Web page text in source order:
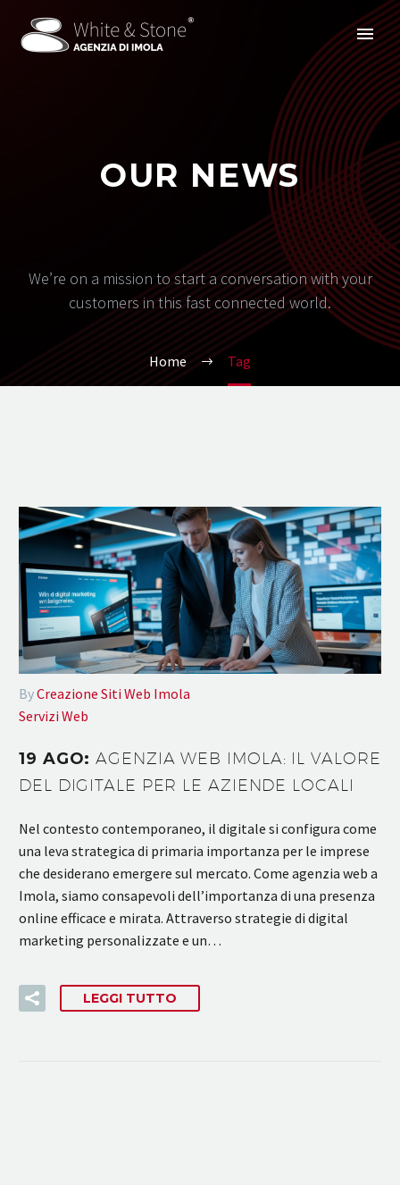
OUR NEWS
We’re on a mission to start a conversation with your
customers in this fast connected world.
Home Tag
ByCreazione Siti Web Imola
Servizi Web
19 AGO:AGENZIA WEB IMOLA: IL VALORE
DEL DIGITALE PER LE AZIENDE LOCALI
Nel contesto contemporaneo, il digitale si configura come
una leva strategica di primaria importanza per le imprese
che desiderano emergere sul mercato. Come agenzia web a
Imola, siamo consapevoli dell’importanza di una presenza
online efficace e mirata. Attraverso strategie di digital
marketing personalizzate e un…
LEGGI TUTTO